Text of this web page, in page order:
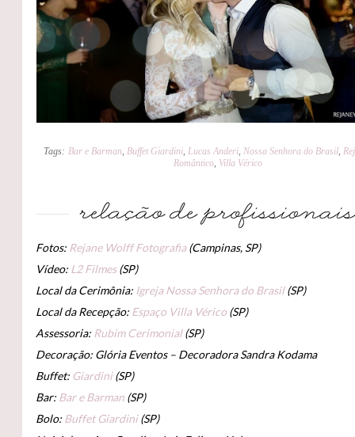
Tags: Bar e Barman Buffet Giardini Lucas Anderi Nossa Senhora do Brasil
Romântico Villa Vérico
Fotos: Rejane Wolff Fotografia(Campinas, SP)
Vídeo: L2 Filmes(SP)
Local da Cerimônia: Igreja Nossa Senhora do Brasil(SP)
Local da Recepção: Espaço Villa Vérico (SP)
Assessoria: Rubim Cerimonial(SP)
Decoração: Glória Eventos – Decoradora Sandra Kodama
Buffet: Giardini(SP)
Bar: Bar e Barman (SP)
Bolo: Buffet Giardini(SP)